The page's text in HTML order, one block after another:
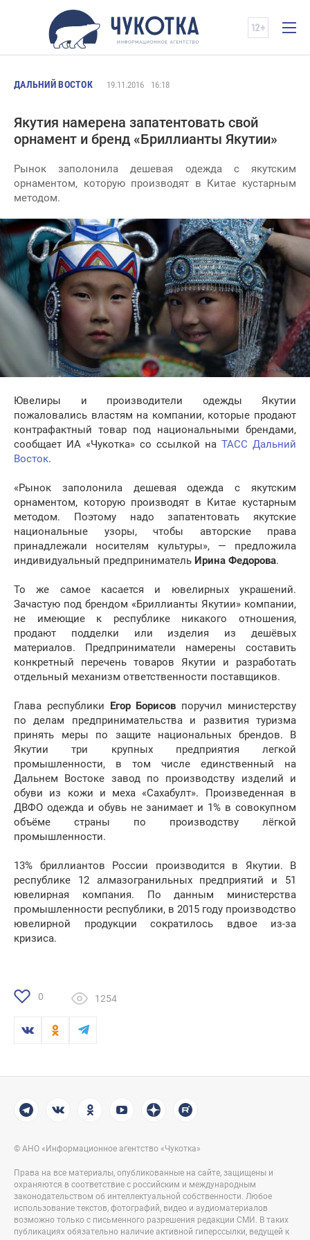
ДАЛЬНИЙ ВОСТОК 19.11.2016 16:18
Якутия намерена запатентовать свой
орнамент и бренд «Бриллианты Якутии»
Рынок заполонила дешевая одежда с якутским
орнаментом, которую производят в Китае кустарным
методом.
Ювелиры и производители одежды Якутии
пожаловались властям на компании, которые продают
контрафактный товар под национальными брендами,
сообщает ИА «Чукотка» со ссылкой на ТАСС Дальний
Восток.
«Рынок заполонила дешевая одежда с якутским
орнаментом, которую производят в Китае кустарным
методом. Поэтому надо запатентовать якутские
национальные узоры, чтобы авторские права
принадлежали носителям культуры», — предложила
индивидуальный предприниматель Ирина Федорова.
То же самое касается и ювелирных украшений.
Зачастую под брендом «Бриллианты Якутии» компании,
не имеющие к республике никакого отношения,
продают подделки или изделия из дешёвых
материалов. Предприниматели намерены составить
конкретный перечень товаров Якутии и разработать
отдельный механизм ответственности поставщиков.
Глава республики Егор Борисов поручил министерству
по делам предпринимательства и развития туризма
принять меры по защите национальных брендов. В
Якутии три крупных предприятия легкой
промышленности, в том числе единственный на
Дальнем Востоке завод по производству изделий и
обуви из кожи и меха «Сахабулт». Произведенная в
ДВФО одежда и обувь не занимает и 1% в совокупном
объёме страны по производству лёгкой
промышленности.
13% бриллиантов России производится в Якутии. В
республике 12 алмазогранильных предприятий и 51
ювелирная компания. По данным министерства
промышленности республики, в 2015 году производство
ювелирной продукции сократилось вдвое из-за
кризиса.
0 1254
© АНО «Информационное агентство «Чукотка»
Права на все материалы, опубликованные на сайте, защищены и
охраняются в соответствие с российским и международным
законодательством об интеллектуальной собственности. Любое
использование текстов, фотографий, видео и аудиоматериалов
возможно только с письменного разрешения редакции СМИ. В таких
публикациях обязательно наличие активной гиперссылки, ведущей к